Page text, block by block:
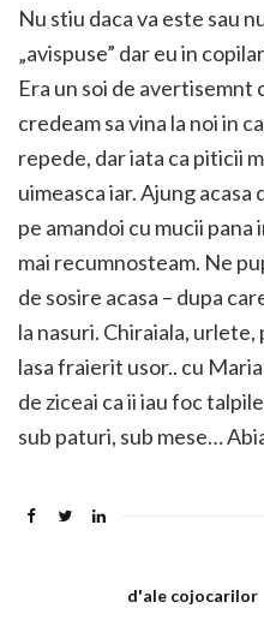
Nu stiu daca va este sau
„avispuse” dar eu in
Era un soi de avertisemnt
credeam sa vina la noi in
repede, dar iata ca piticii
uimeasca iar. Ajung acasa
pe amandoi cu mucii
mai recumnosteam. Ne
de sosire acasa – dupa
la nasuri. Chiraiala,
lasa fraierit usor.. cu
de ziceai ca ii iau foc
sub paturi, sub mese…
d'ale cojocarilor